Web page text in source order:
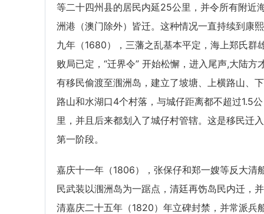
等二十四州县的居民内延25公里，并令所有附近
洲港（澳门除外）皆迁。这种情况一直持续到康
九年（1680），三藩之乱基本平定，海上郑氏群
败局已定，“迁界令” 开始松懈，进入尾声,大陆方
有移民偷渡至涠洲岛，建立了坡塘、上横路山、
路山和水湖口4个村落，与城仔距离都不超过1.5公
里，并且后来都划入了城仔村管辖。这是移民迁
第一阶段。
嘉庆十一年（1806），张保仔和郑一嫂等反大清
民武装以涠洲岛为一踞点，清廷再饬岛民内迁，
清嘉庆二十五年（1820）年立碑封禁，并常派兵